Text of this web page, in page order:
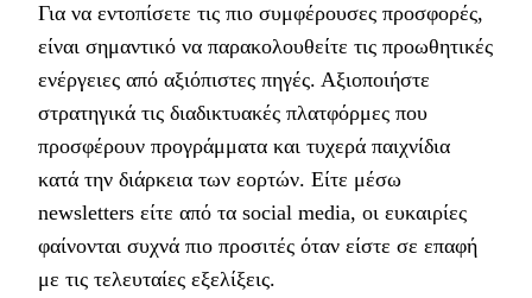
Για να εντοπίσετε τις πιο συμφέρουσες προσφορές,
είναι σημαντικό να παρακολουθείτε τις προωθητικές
ενέργειες από αξιόπιστες πηγές. Αξιοποιήστε
στρατηγικά τις διαδικτυακές πλατφόρμες που
προσφέρουν προγράμματα και τυχερά παιχνίδια
κατά την διάρκεια των εορτών. Είτε μέσω
newsletters είτε από τα social media, οι ευκαιρίες
φαίνονται συχνά πιο προσιτές όταν είστε σε επαφή
με τις τελευταίες εξελίξεις.